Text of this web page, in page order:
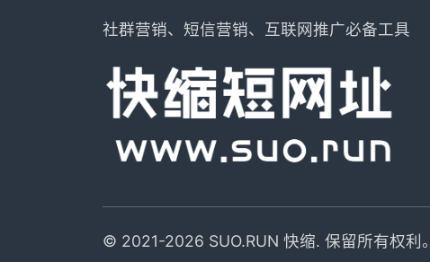
社群营销、短信营销、互联网推广必备工具
© 2021-2026 SUO.RUN 快缩. 保留所有权利